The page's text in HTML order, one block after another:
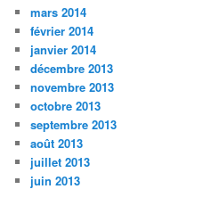
mars 2014
février 2014
janvier 2014
décembre 2013
novembre 2013
octobre 2013
septembre 2013
août 2013
juillet 2013
juin 2013